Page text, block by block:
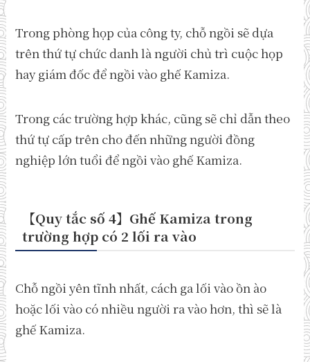
Trong phòng họp của công ty, chỗ ngồi sẽ dựa
trên thứ tự chức danh là người chủ trì cuộc họp
hay giám đốc để ngồi vào ghế Kamiza.
Trong các trường hợp khác, cũng sẽ chỉ dẫn theo
thứ tự cấp trên cho đến những người đồng
nghiệp lớn tuổi để ngồi vào ghế Kamiza.
【Quy tắc số 4】Ghế Kamiza trong
trường hợp có 2 lối ra vào
Chỗ ngồi yên tĩnh nhất, cách ga lối vào ồn ào
hoặc lối vào có nhiều người ra vào hơn, thì sẽ là
ghế Kamiza.